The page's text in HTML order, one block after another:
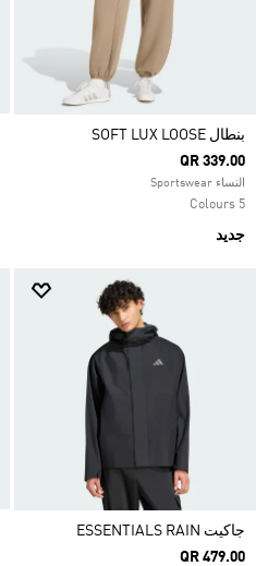
بنطال SOFT LUX LOOSE
QR 339.00
النساء Sportswear
5 Colours
جديد
جاكيت ESSENTIALS RAIN
QR 479.00